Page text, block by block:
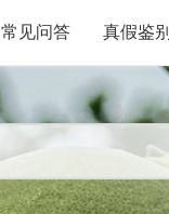
常见问答 真假鉴别